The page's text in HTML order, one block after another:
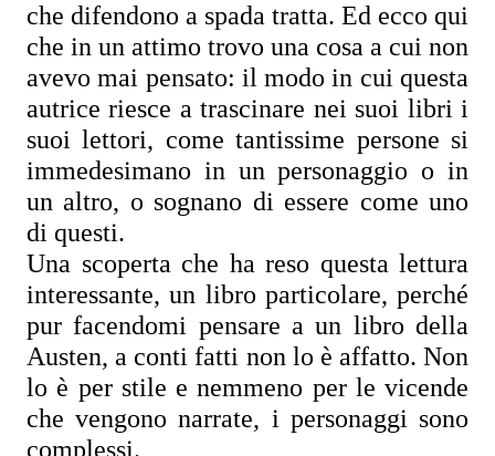
che difendono a spada tratta. Ed ecco qui
che in un attimo trovo una cosa a cui non
avevo mai pensato: il modo in cui questa
autrice riesce a trascinare nei suoi libri i
suoi lettori, come tantissime persone si
immedesimano in un personaggio o in
un altro, o sognano di essere come uno
di questi.
Una scoperta che ha reso questa lettura
interessante, un libro particolare, perché
pur facendomi pensare a un libro della
Austen, a conti fatti non lo è affatto. Non
lo è per stile e nemmeno per le vicende
che vengono narrate, i personaggi sono
complessi.